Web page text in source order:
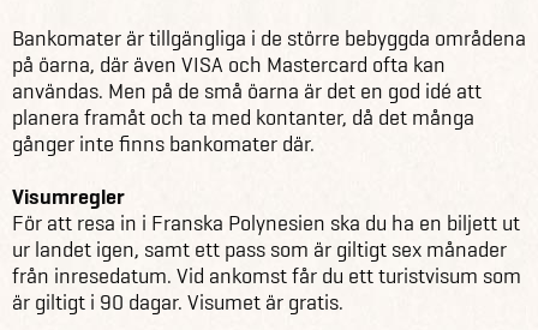
Bankomater är tillgängliga i de större bebyggda områdena
på öarna, där även VISA och Mastercard ofta kan
användas. Men på de små öarna är det en god idé att
planera framåt och ta med kontanter, då det många
gånger inte finns bankomater där.
Visumregler
För att resa in i Franska Polynesien ska du ha en biljett ut
ur landet igen, samt ett pass som är giltigt sex månader
från inresedatum. Vid ankomst får du ett turistvisum som
är giltigt i 90 dagar. Visumet är gratis.